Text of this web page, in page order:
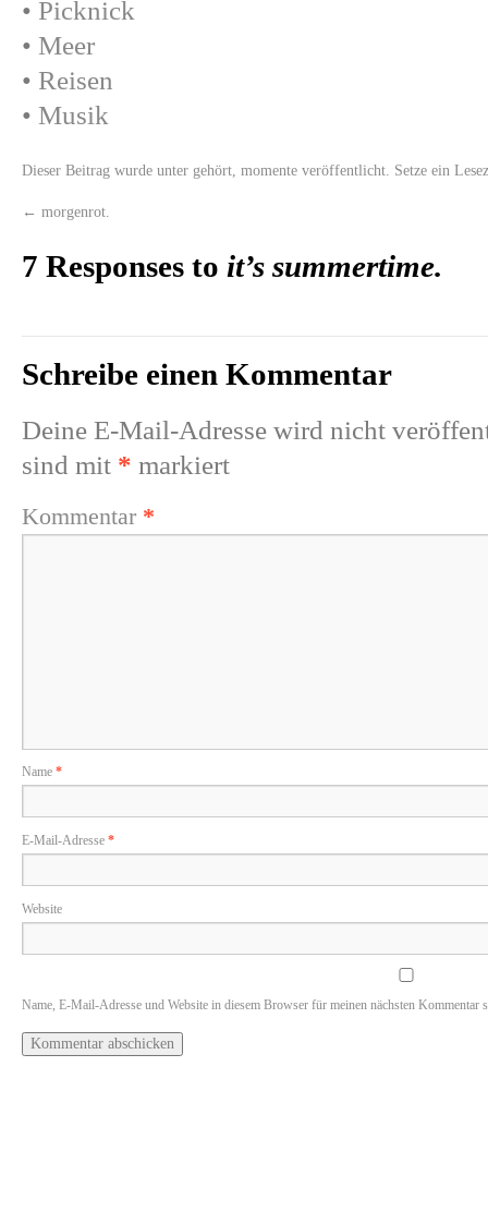
• Picknick
• Meer
• Reisen
• Musik
Dieser Beitrag wurde unter gehört momente veröffentlicht. Setze ein
← morgenrot.
7 Responses to it’s summertime.
Schreibe einen Kommentar
Deine E-Mail-Adresse wird nicht
sind mit * markiert
Kommentar *
Name *
E-Mail-Adresse *
Website
Name, E-Mail-Adresse und Website in diesem Browser für meinen nächsten Kommentar